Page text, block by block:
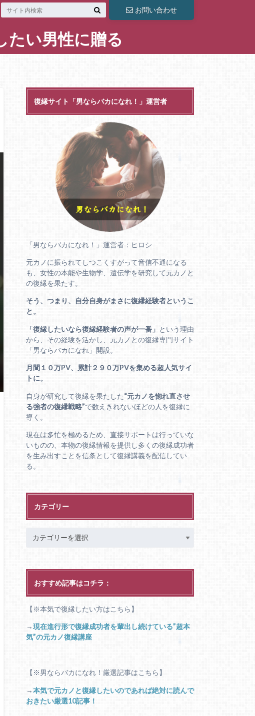
たい男性に贈る
お問い合わせ
復縁サイト「男ならバカになれ！」運営者
「男ならバカになれ！」運営者：ヒロシ
元カノに振られてしつこくすがって音信不通になる
も、女性の本能や生物学、遺伝学を研究して元カノと
の復縁を果たす。
そう、つまり、自分自身がまさに復縁経験者というこ
と。
「復縁したいなら復縁経験者の声が一番」 という理由
から、その経験を活かし、元カノとの復縁専門サイト
「男ならバカになれ」開設。
月間１０万PV、累計２９０万PVを集める超人気サイ
トに。
自身が研究して復縁を果たした“元カノを惚れ直させ
る強者の復縁戦略”で数えきれないほどの人を復縁に
導く。
現在は多忙を極めるため、直接サポートは行っていな
いものの、本物の復縁情報を提供し多くの復縁成功者
を生み出すことを信条として復縁講義を配信してい
る。
カテゴリー
おすすめ記事はコチラ：
【※本気で復縁したい方はこちら】
→現在進行形で復縁成功者を輩出し続けている”超本
気”の元カノ復縁講座
【※男ならバカになれ！厳選記事はこちら】
→本気で元カノと復縁したいのであれば絶対に読んで
おきたい厳選10記事！